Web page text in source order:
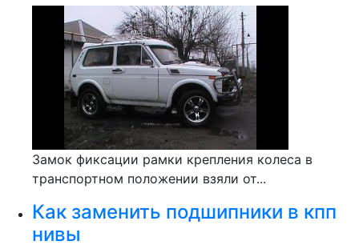
Замок фиксации рамки крепления колеса в
транспортном положении взяли от...
Как заменить подшипники в кпп
нивы